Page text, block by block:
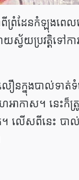
រំដែនកំឡុងពេល
ស្វ័យប្រវត្តិទៅ
នក្នុងបាល់ទាត់
ាស។ នេះក៏ត្រូវ
ាត។ លើសពីនេះ